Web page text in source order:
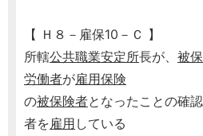
【 Ｈ８－雇保10－Ｃ 】
所轄公共職業安定所長が、 被
労働者が雇用保険
の被保険者となったことの確
者を雇用 している